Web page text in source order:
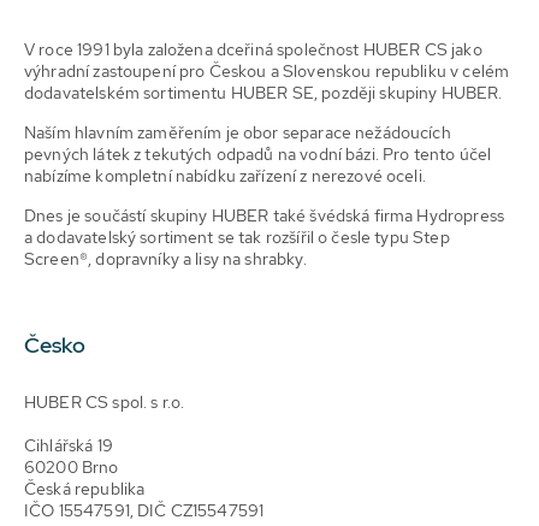
V roce 1991 byla založena dceřiná společnost HUBER CS jako
výhradní zastoupení pro Českou a Slovenskou republiku v celém
dodavatelském sortimentu HUBER SE, později skupiny HUBER.
Naším hlavním zaměřením je obor separace nežádoucích
pevných látek z tekutých odpadů na vodní bázi. Pro tento účel
nabízíme kompletní nabídku zařízení z nerezové oceli.
Dnes je součástí skupiny HUBER také švédská firma Hydropress
a dodavatelský sortiment se tak rozšířil o česle typu Step
Screen®, dopravníky a lisy na shrabky.
Česko
HUBER CS spol. s r.o.
Cihlářská 19
60200 Brno
Česká republika
IČO 15547591, DIČ CZ15547591